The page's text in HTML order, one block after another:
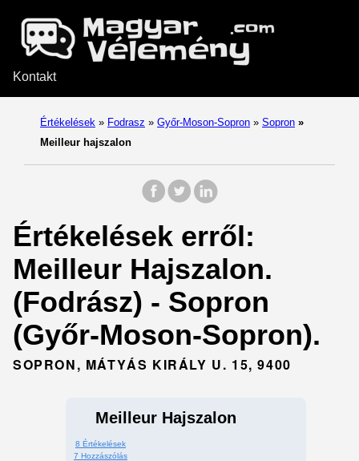
Kontakt
Értékelések » Fodrasz » Győr-Moson-Sopron » Sopron »
Meilleur hajszalon
Értékelések erről:
Meilleur Hajszalon.
(Fodrász) - Sopron
(Győr-Moson-Sopron).
SOPRON, MÁTYÁS KIRÁLY U. 15, 9400
Meilleur Hajszalon
8 Értékelések
7 Hozzászólás